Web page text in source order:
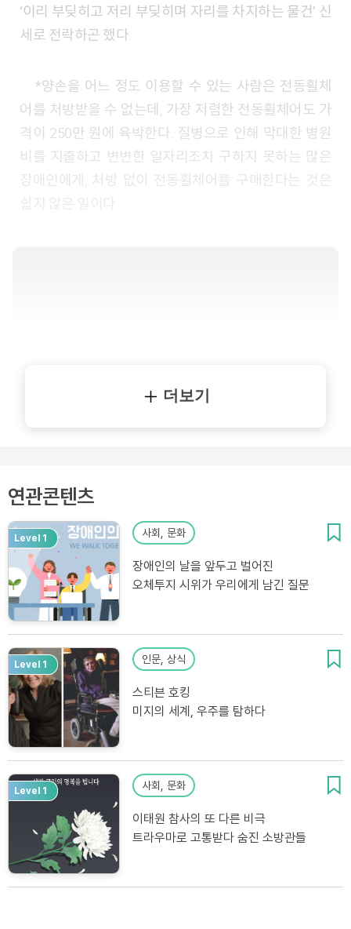
‘이리 부딪히고 저리 부딪히며 자리를 차지하는 물건’ 신
세로 전락하곤 했다.
*양손을 어느 정도 이용할 수 있는 사람은 전동휠체
어를 처방받을 수 없는데, 가장 저렴한 전동휠체어도 가
격이 250만 원에 육박한다. 질병으로 인해 막대한 병원
비를 지출하고 변변한 일자리조차 구하지 못하는 많은
장애인에게, 처방 없이 전동휠체어를 구매한다는 것은
더보기
연관콘텐츠
Level 1 사회, 문화
장애인의 날을 앞두고 벌어진
오체투지 시위가 우리에게 남긴 질문
Level 1 인문, 상식
스티븐 호킹
미지의 세계, 우주를 탐하다
Level 1 사회, 문화
이태원 참사의 또 다른 비극
트라우마로 고통받다 숨진 소방관들